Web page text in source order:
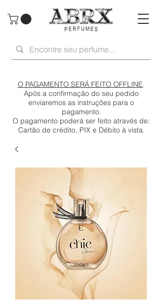
O PAGAMENTO SERÁ FEITO OFFLINE.
Após a confirmação do seu pedido
enviaremos as instruções para o
pagamento.
O pagamento poderá ser feito através de:
Cartão de crédito, PIX e Débito à vista.